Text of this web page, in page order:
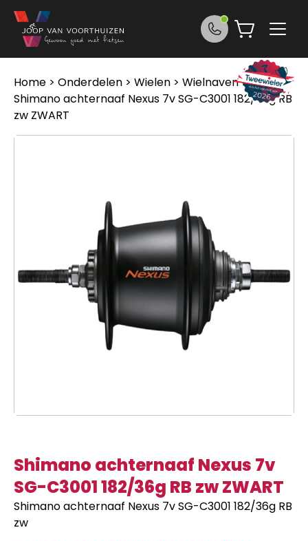
Ga naar de inhoud
Home > Onderdelen > Wielen > Wielnaven>
Shimano achternaaf Nexus 7v SG-C3001 182/36g RB
zw ZWART
Shimano achternaaf Nexus 7v
SG-C3001 182/36g RB zw ZWART
Shimano achternaaf Nexus 7v SG-C3001 182/36g RB
zw